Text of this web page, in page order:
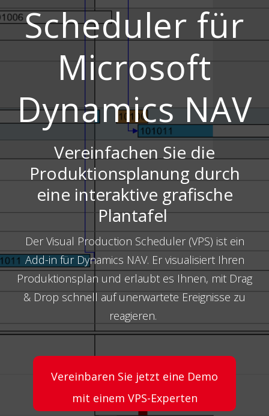
Scheduler für
Microsoft
Dynamics NAV
Vereinfachen Sie die
Produktionsplanung durch
eine interaktive grafische
Plantafel
Der Visual Production Scheduler (VPS) ist ein
Add-in für Dynamics NAV. Er visualisiert Ihren
Produktionsplan und erlaubt es Ihnen, mit Drag
& Drop schnell auf unerwartete Ereignisse zu
reagieren.
Vereinbaren Sie jetzt eine Demo
mit einem VPS-Experten